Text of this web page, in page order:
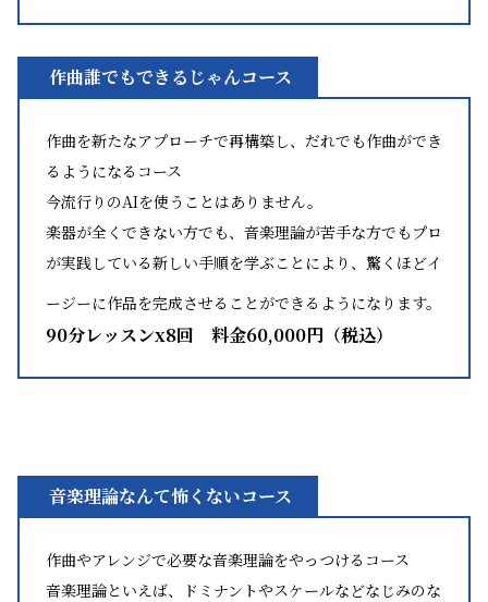
作曲誰でもできるじゃんコース
作曲を新たなアプローチで再構築し、だれでも作曲ができ
るようになるコース
今流行りのAIを使うことはありません。
楽器が全くできない方でも、音楽理論が苦手な方でもプロ
が実践している新しい手順を学ぶことにより、驚くほどイ
ージーに作品を完成させることができるようになります。
90分レッスンx8回 料金60,000円（税込）
音楽理論なんて怖くないコース
作曲やアレンジで必要な音楽理論をやっつけるコース
音楽理論といえば、ドミナントやスケールなどなじみのな